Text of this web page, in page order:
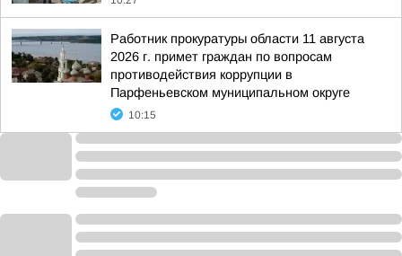
Работник прокуратуры области 11 августа
2026 г. примет граждан по вопросам
противодействия коррупции в
Парфеньевском муниципальном округе
10:15